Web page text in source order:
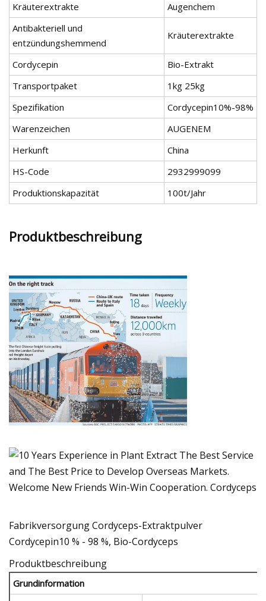
Kräuterextrakte
Augenchem
Antibakteriell und
entzündungshemmend
Kräuterextrakte
Cordycepin
Bio-Extrakt
Transportpaket
1kg 25kg
Spezifikation
Cordycepin10%-98%
Warenzeichen
AUGENEM
Herkunft
China
HS-Code
2932999099
Produktionskapazität
100t/Jahr
Produktbeschreibung
Fabrikversorgung Cordyceps-Extraktpulver
Cordycepin10 % - 98 %, Bio-Cordyceps
Produktbeschreibung
Grundinformation